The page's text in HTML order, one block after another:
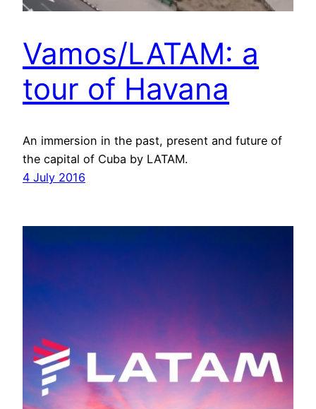
Vamos/LATAM: a
tour of Havana
An immersion in the past, present and future of
the capital of Cuba by LATAM.
4 July 2016